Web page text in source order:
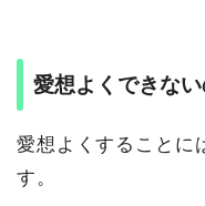
愛想よくできな
愛想よくすることに
す。